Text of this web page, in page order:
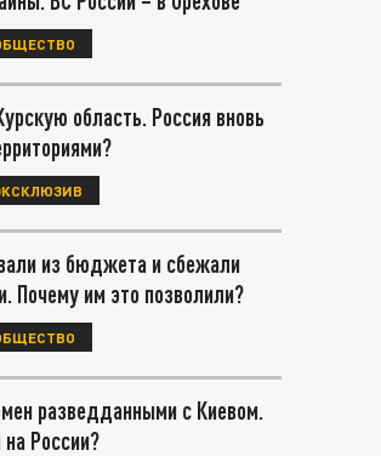
область. Россия вновь
из бюджета и сбежали
Почему им это позволили?
разведданными с Киевом.
на России?